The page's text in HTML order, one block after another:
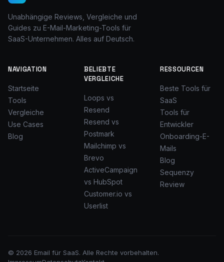
Unabhängige Reviews, Vergleiche und
Guides zu E-Mail-Marketing-Tools für
SaaS-Unternehmen. Alles auf Deutsch.
NAVIGATION
Startseite
Tools
Vergleiche
Use Cases
Blog
BELIEBTE
VERGLEICHE
Loops vs
Resend
Resend vs
Postmark
Mailchimp vs
Brevo
ActiveCampaign
vs HubSpot
Customer.io vs
Userlist
RESSOURCEN
Beste Tools für
SaaS
Tools für
Entwickler
Onboarding-E-
Mails
Blog
Sequenzy
Review
© 2026 Email für SaaS. Alle Rechte vorbehalten.